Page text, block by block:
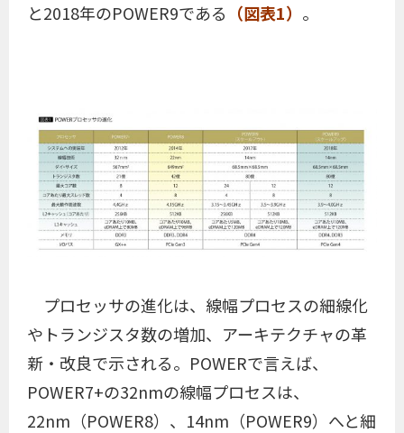
と2018年のPOWER9である （図表1） 。
プロセッサの進化は、線幅プロセスの細線化
やトランジスタ数の増加、アーキテクチャの革
新・改良で示される。POWERで言えば、
POWER7+の32nmの線幅プロセスは、
22nm（POWER8）、14nm（POWER9）へと細